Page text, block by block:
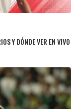
Y DÓNDE VER EN VIVO